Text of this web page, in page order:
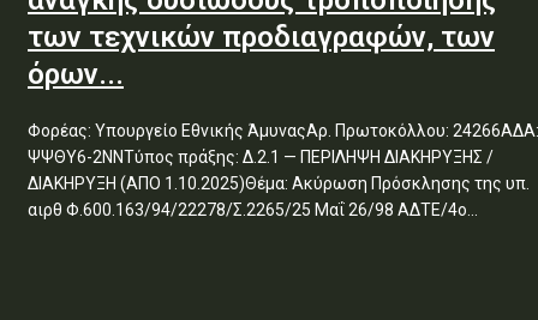
των τεχνικών προδιαγραφών, των
όρων...
Φορέας: Υπουργείο Εθνικής ΆμυναςΑρ. Πρωτοκόλλου: 24266ΑΔΑ:
ΨΨΘΥ6-2ΝΝΤύπος πράξης: Δ.2.1 — ΠΕΡΙΛΗΨΗ ΔΙΑΚΗΡΥΞΗΣ /
ΔΙΑΚΗΡΥΞΗ (ΑΠΟ 1.10.2025)Θέμα: Ακύρωση Πρόσκλησης της υπ.
αιρθ Φ.600.163/94/22278/Σ.2265/25 Μαΐ 26/98 ΑΔΤΕ/4ο...